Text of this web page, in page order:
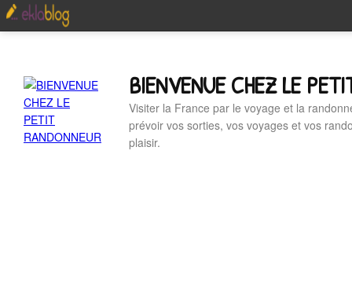
BIENVENUE CHEZ LE
Visiter la France par le voyage et la
prévoir vos sorties, vos voyages et vos
plaisir.